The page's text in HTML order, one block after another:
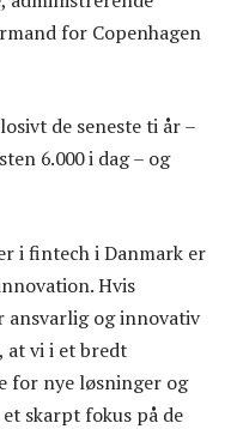
for Copenhagen
de seneste ti år –
6.000 i dag – og
i fintech i Danmark er
Hvis
og innovativ
at vi i et bredt
for nye løsninger og
skarpt fokus på de